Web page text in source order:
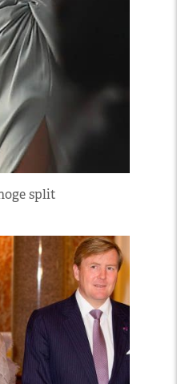
split